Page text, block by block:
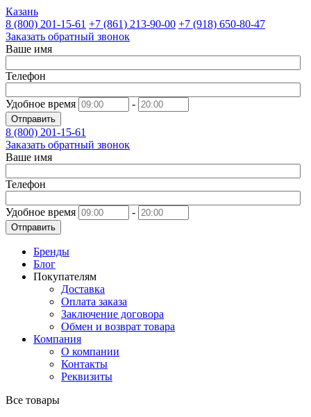
Казань
8 (800) 201-15-61 +7 (861) 213-90-00 +7 (918) 650-80-47
Заказать обратный звонок
Ваше имя
Телефон
Удобное время -
Отправить
8 (800) 201-15-61
Заказать обратный звонок
Ваше имя
Телефон
Удобное время -
Отправить
Бренды
Блог
Покупателям
Доставка
Оплата заказа
Заключение договора
Обмен и возврат товара
Компания
О компании
Контакты
Реквизиты
Все товары